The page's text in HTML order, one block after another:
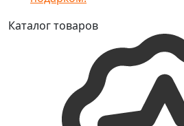
Каталог товаров